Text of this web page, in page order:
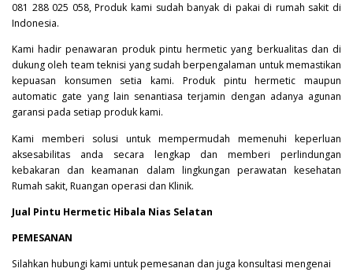
081 288 025 058, Produk kami sudah banyak di pakai di rumah sakit di
Indonesia.
Kami hadir penawaran produk pintu hermetic yang berkualitas dan di
dukung oleh team teknisi yang sudah berpengalaman untuk memastikan
kepuasan konsumen setia kami. Produk pintu hermetic maupun
automatic gate yang lain senantiasa terjamin dengan adanya agunan
garansi pada setiap produk kami.
Kami memberi solusi untuk mempermudah memenuhi keperluan
aksesabilitas anda secara lengkap dan memberi perlindungan
kebakaran dan keamanan dalam lingkungan perawatan kesehatan
Rumah sakit, Ruangan operasi dan Klinik.
Jual Pintu Hermetic Hibala Nias Selatan
PEMESANAN
Silahkan hubungi kami untuk pemesanan dan juga konsultasi mengenai